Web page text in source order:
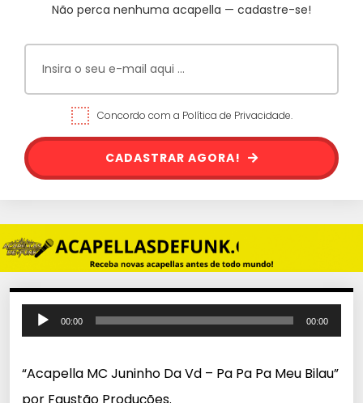
Não perca nenhuma acapella — cadastre-se!
Concordo com a Política de Privacidade.
CADASTRAR AGORA!
o
a
00:00 00:00
“Acapella MC Juninho Da Vd – Pa Pa Pa Meu Bilau”